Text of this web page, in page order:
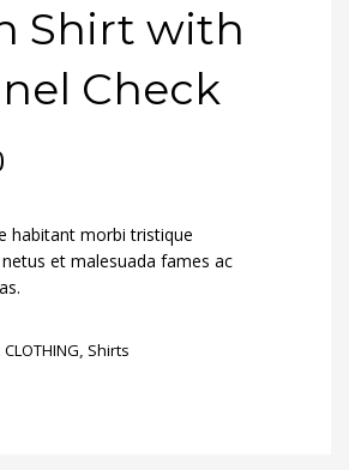
Shirt with
Check
habitant morbi tristique
et malesuada fames ac
CLOTHING, Shirts